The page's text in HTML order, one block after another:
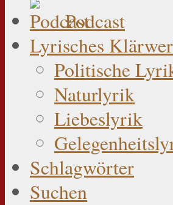
Podcast
Lyrisches
Politische
Naturlyrik
Liebeslyrik
Schlagwörter
Suchen